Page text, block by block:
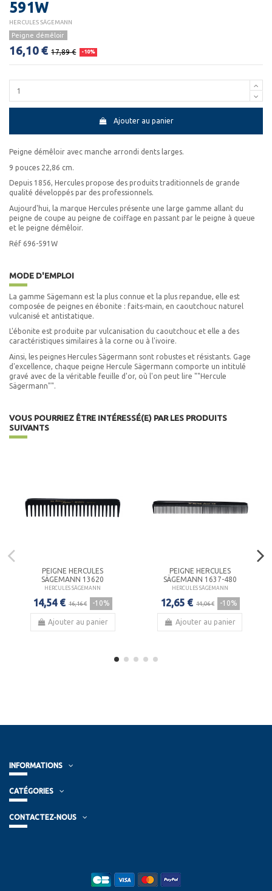
591W
HERCULES SÄGEMANN
Peigne démêloir
16,10 € 17,89 € -10%
Ajouter au panier
Peigne démêloir avec manche arrondi dents larges.
9 pouces 22,86 cm.
Depuis 1856, Hercules propose des produits traditionnels de grande
qualité développés par des professionnels.
Aujourd'hui, la marque Hercules présente une large gamme allant du
peigne de coupe au peigne de coiffage en passant par le peigne à queue
et le peigne démêloir.
Réf 696-591W
MODE D'EMPLOI
La gamme Sägemann est la plus connue et la plus repandue, elle est
composée de peignes en ébonite : faits-main, en caoutchouc naturel
vulcanisé et antistatique.
L'ébonite est produite par vulcanisation du caoutchouc et elle a des
caractéristiques similaires à la corne ou à l'ivoire.
Ainsi, les peignes Hercules Sägermann sont robustes et résistants. Gage
d'excellence, chaque peigne Hercule Sägermann comporte un intitulé
gravé avec de la véritable feuille d'or, où l'on peut lire ""Hercule
Sägermann"".
VOUS POURRIEZ ÊTRE INTÉRESSÉ(E) PAR LES PRODUITS
SUIVANTS
PEIGNE HERCULES
SÄGEMANN 13620
HERCULES SÄGEMANN
14,54 € 16,16 € -10%
Ajouter au panier
PEIGNE HERCULES
SÄGEMANN 1637-480
HERCULES SÄGEMANN
12,65 € 14,06 € -10%
Ajouter au panier
INFORMATIONS
CATÉGORIES
CONTACTEZ-NOUS